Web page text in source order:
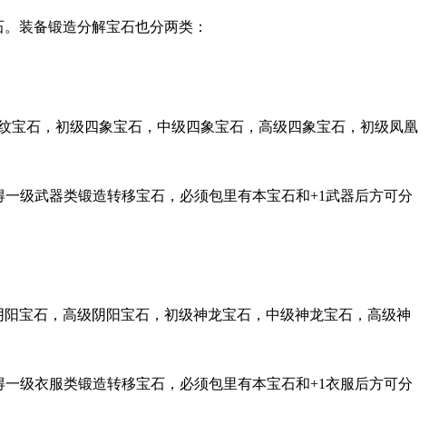
装备锻造分解宝石也分两类：
石，初级四象宝石，中级四象宝石，高级四象宝石，初级凤凰
武器类锻造转移宝石，必须包里有本宝石和+1武器后方可分
石，高级阴阳宝石，初级神龙宝石，中级神龙宝石，高级神
衣服类锻造转移宝石，必须包里有本宝石和+1衣服后方可分